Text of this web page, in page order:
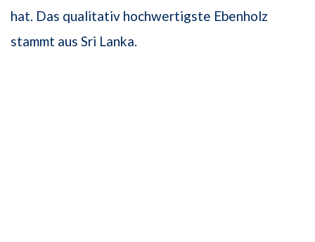
hat. Das qualitativ hochwertigste Ebenholz
stammt aus Sri Lanka.